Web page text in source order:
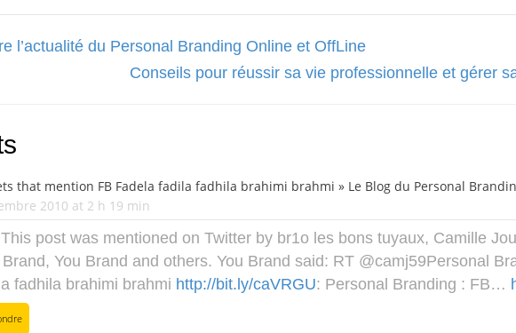
l’actualité du Personal Branding Online et OffLine
Conseils pour réussir sa vie professionnelle et gérer
that mention FB Fadela fadila fadhila brahimi brahmi » Le Blog du Personal
2010 at 2 h 19 min
post was mentioned on Twitter by br1o les bons tuyaux, Camille
Brand, You Brand and others. You Brand said: RT @camj59Personal
fadhila brahimi brahmi http://bit.ly/caVRGU: Personal Branding : FB…